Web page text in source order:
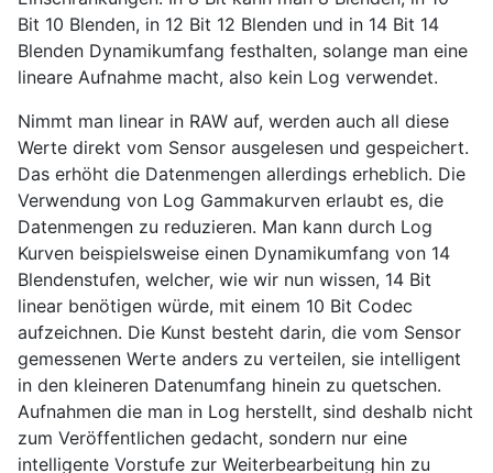
Bit 10 Blenden, in 12 Bit 12 Blenden und in 14 Bit 14
Blenden Dynamikumfang festhalten, solange man eine
lineare Aufnahme macht, also kein Log verwendet.
Nimmt man linear in RAW auf, werden auch all diese
Werte direkt vom Sensor ausgelesen und gespeichert.
Das erhöht die Datenmengen allerdings erheblich. Die
Verwendung von Log Gammakurven erlaubt es, die
Datenmengen zu reduzieren. Man kann durch Log
Kurven beispielsweise einen Dynamikumfang von 14
Blendenstufen, welcher, wie wir nun wissen, 14 Bit
linear benötigen würde, mit einem 10 Bit Codec
aufzeichnen. Die Kunst besteht darin, die vom Sensor
gemessenen Werte anders zu verteilen, sie intelligent
in den kleineren Datenumfang hinein zu quetschen.
Aufnahmen die man in Log herstellt, sind deshalb nicht
zum Veröffentlichen gedacht, sondern nur eine
intelligente Vorstufe zur Weiterbearbeitung hin zu